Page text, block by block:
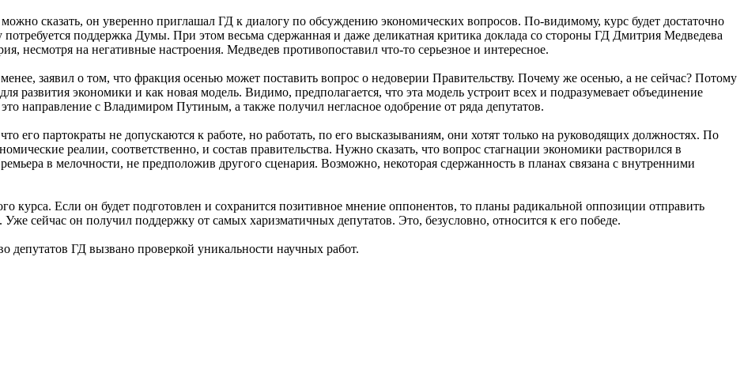
сказать, он уверенно приглашал ГД к диалогу по обсуждению экономических вопросов. По-видимому, курс будет достаточно
поддержка Думы. При этом весьма сдержанная и даже деликатная критика доклада со стороны ГД Дмитрия Медведева
несмотря на негативные настроения. Медведев противопоставил что-то серьезное и интересное.
заявил о том, что фракция осенью может поставить вопрос о недоверии Правительству. Почему же осенью, а не сейчас? Потому
развития экономики и как новая модель. Видимо, предполагается, что эта модель устроит всех и подразумевает объединение
направление с Владимиром Путиным, а также получил негласное одобрение от ряда депутатов.
его партократы не допускаются к работе, но работать, по его высказываниям, они хотят только на руководящих должностях. По
реалии, соответственно, и состав правительства. Нужно сказать, что вопрос стагнации экономики растворился в
в мелочности, не предположив другого сценария. Возможно, некоторая сдержанность в планах связана с внутренними
курса. Если он будет подготовлен и сохранится позитивное мнение оппонентов, то планы радикальной оппозиции отправить
сейчас он получил поддержку от самых харизматичных депутатов. Это, безусловно, относится к его победе.
депутатов ГД вызвано проверкой уникальности научных работ.